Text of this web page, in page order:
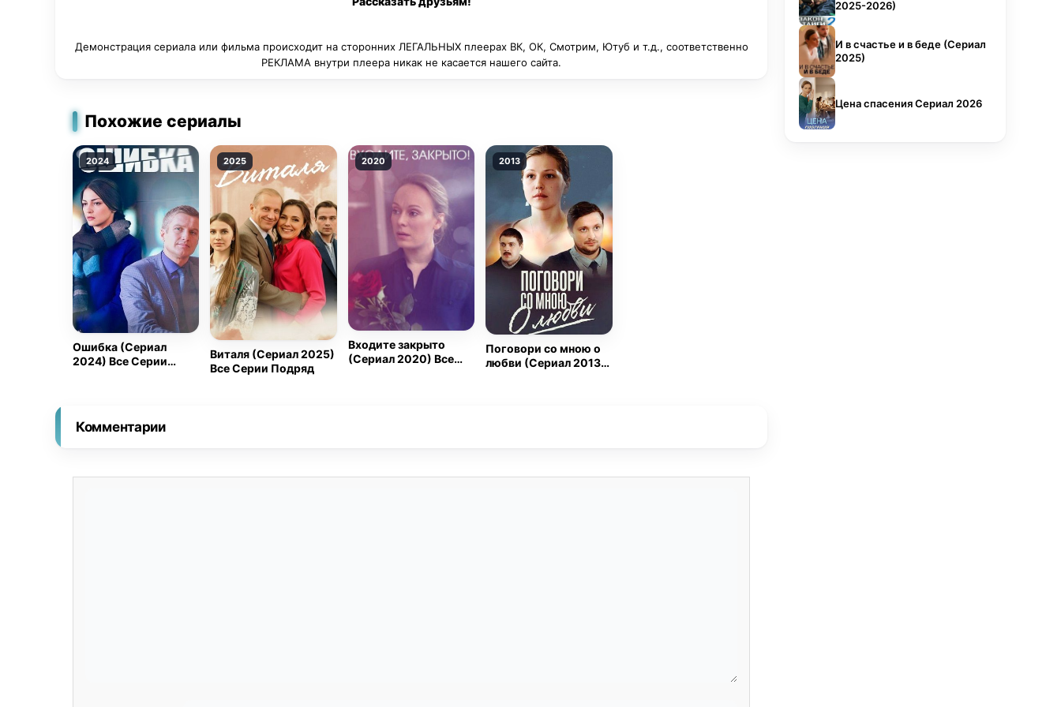
Демонстрация сериала или фильма происходит на сторонних ЛЕГАЛЬНЫХ плеерах ВК, ОК, Смотрим, Ютуб и т.д., соответственно
РЕКЛАМА внутри плеера никак не касается нашего сайта.
Похожие сериалы
2024
Ошибка (Сериал
2024) Все Серии
2025
Виталя (Сериал 2025)
Все Серии Подряд
2020
Входите закрыто
(Сериал 2020) Все
2013
Поговори со мною о
любви (Сериал 2013)
Комментарии
2025-2026)
И в счастье и в беде (Сериал
2025)
Цена спасения Сериал 2026